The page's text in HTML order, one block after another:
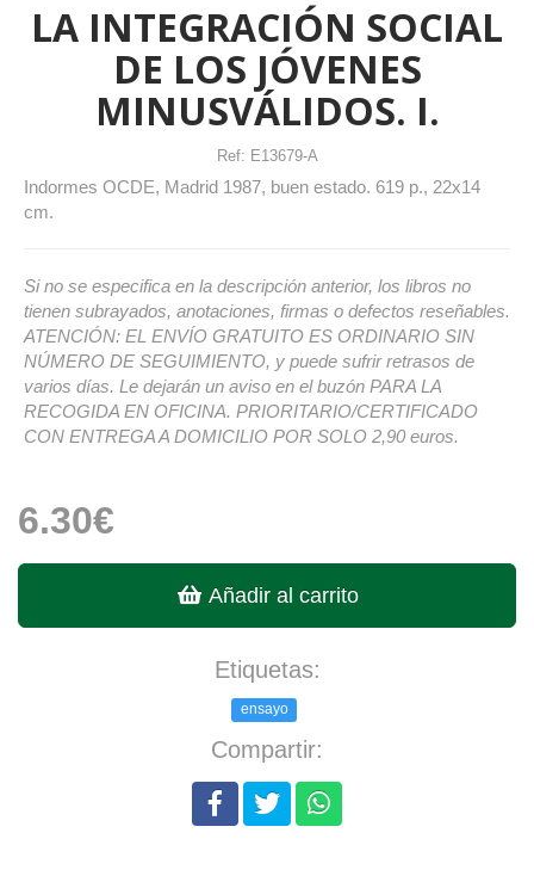
LA INTEGRACIÓN SOCIAL
DE LOS JÓVENES
MINUSVÁLIDOS. I.
Ref: E13679-A
Indormes OCDE, Madrid 1987, buen estado. 619 p., 22x14
cm.
Si no se especifica en la descripción anterior, los libros no
tienen subrayados, anotaciones, firmas o defectos reseñables.
ATENCIÓN: EL ENVÍO GRATUITO ES ORDINARIO SIN
NÚMERO DE SEGUIMIENTO, y puede sufrir retrasos de
varios días. Le dejarán un aviso en el buzón PARA LA
RECOGIDA EN OFICINA. PRIORITARIO/CERTIFICADO
CON ENTREGA A DOMICILIO POR SOLO 2,90 euros.
6.30€
Añadir al carrito
Etiquetas:
ensayo
Compartir: